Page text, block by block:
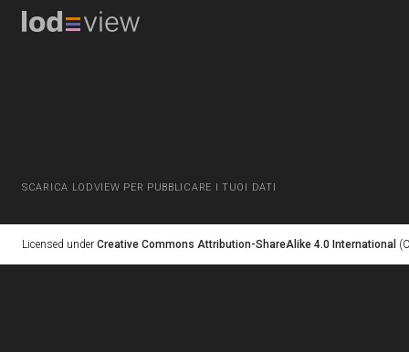
SCARICA LODVIEW PER PUBBLICARE I TUOI DATI
Licensed under Creative Commons Attribution-ShareAlike 4.0 International